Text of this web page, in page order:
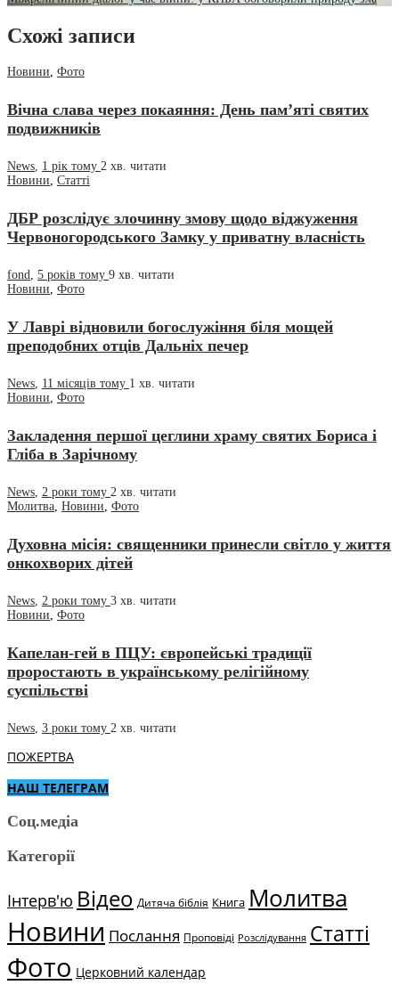
Схожі записи
Новини, Фото
Вічна слава через покаяння: День пам’яті святих
подвижників
News, 1 рік тому 2 хв. читати
Новини, Статті
ДБР розслідує злочинну змову щодо віджуження
Червоногородського Замку у приватну власність
fond, 5 років тому 9 хв. читати
Новини, Фото
У Лаврі відновили богослужіння біля мощей
преподобних отців Дальніх печер
News, 11 місяців тому 1 хв. читати
Новини, Фото
Закладення першої цеглини храму святих Бориса і
Гліба в Зарічному
News 2 роки тому 2 хв. читати
Молитва Новини Фото
Духовна місія: священники принесли світло у життя
онкохворих дітей
News 2 роки тому 3 хв. читати
Новини Фото
Капелан-гей в ПЦУ: європейські традиції
проростають в українському релігійному
суспільстві
News 3 роки тому 2 хв. читати
ПОЖЕРТВА
НАШ ТЕЛЕГРАМ
Соц.медіа
Категорії
Інтерв'ю Відео Дитяча біблія Книга Молитва
Новини Послання Проповіді Розслідування Статті
Фото Церковний календар